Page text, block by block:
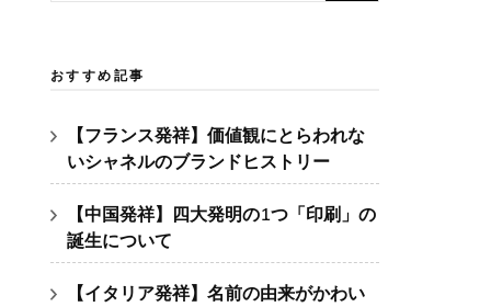
索:
おすすめ記事
【フランス発祥】価値観にとらわれな
いシャネルのブランドヒストリー
【中国発祥】四大発明の1つ「印刷」の
誕生について
【イタリア発祥】名前の由来がかわい